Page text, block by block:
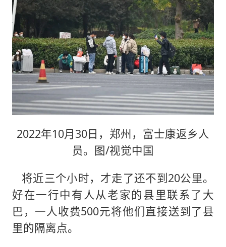
2022年10月30日，郑州，富士康返乡人
员。图/视觉中国
将近三个小时，才走了还不到20公里。
好在一行中有人从老家的县里联系了大
巴，一人收费500元将他们直接送到了县
里的隔离点。